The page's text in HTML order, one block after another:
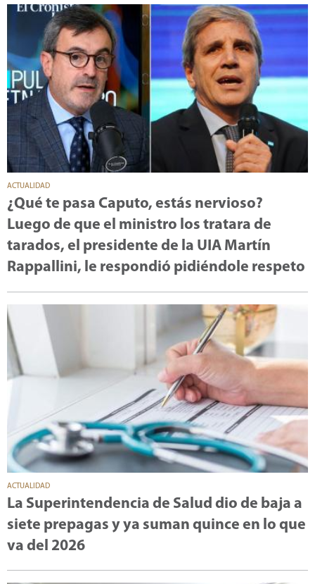
ACTUALIDAD
¿Qué te pasa Caputo, estás nervioso?
Luego de que el ministro los tratara de
tarados, el presidente de la UIA Martín
Rappallini, le respondió pidiéndole respeto
ACTUALIDAD
La Superintendencia de Salud dio de baja a
siete prepagas y ya suman quince en lo que
va del 2026